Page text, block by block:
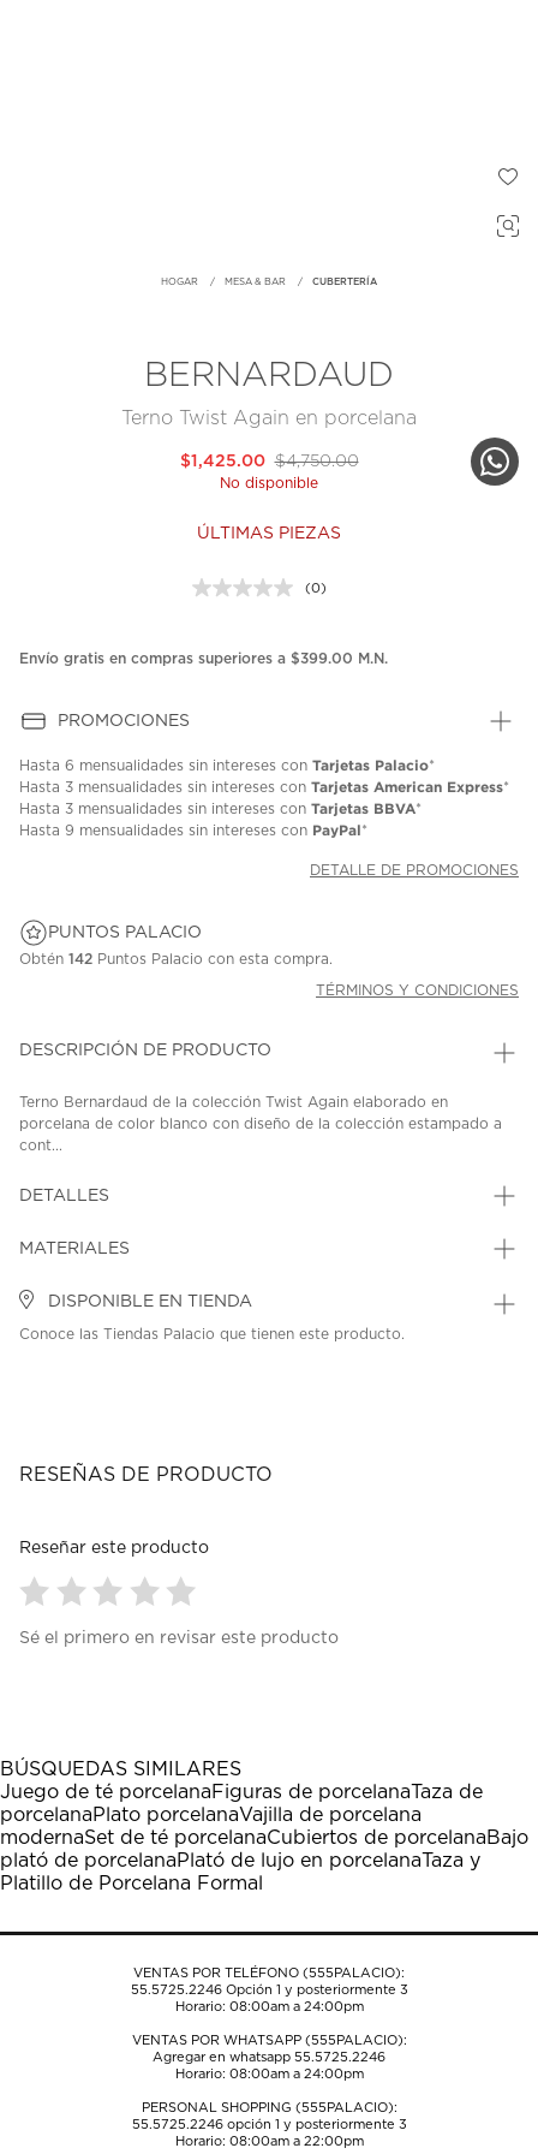
HOGAR MESA & BAR CUBERTERÍA
BERNARDAUD
Terno Twist Again en porcelana
$4,750.00
$1,425.00
No disponible
ÚLTIMAS PIEZAS
Sin
en
(0)
Envío gratis en compras superiores a $399.00 M.N.
PROMOCIONES
Hasta 6 mensualidades sin intereses con Tarjetas Palacio*
Hasta 3 mensualidades sin intereses con Tarjetas American Express*
Hasta 3 mensualidades sin intereses con Tarjetas BBVA*
Hasta 9 mensualidades sin intereses con PayPal*
DETALLE DE PROMOCIONES
PUNTOS PALACIO
Obtén 142 Puntos Palacio con esta compra.
TÉRMINOS Y CONDICIONES
DESCRIPCIÓN DE PRODUCTO
Terno Bernardaud de la colección Twist Again elaborado en
porcelana de color blanco con diseño de la colección estampado a
cont...
DETALLES
MATERIALES
DISPONIBLE EN TIENDA
Conoce las Tiendas Palacio que tienen este producto.
RESEÑAS DE PRODUCTO
Reseñar este producto
para
1
estrella
Esta
acción
abrirá
el
formulario
envío.
para
estrellas.
Esta
acción
abrirá
el
formulario
envío.
para
estrellas.
Esta
acción
abrirá
el
formulario
envío.
para
estrellas.
Esta
acción
abrirá
el
formulario
envío.
para
estrellas.
Esta
acción
abrirá
el
formulario
envío.
Sé el primero en revisar este producto
BÚSQUEDAS SIMILARES
Juego de té porcelanaFiguras de porcelanaTaza de
porcelanaPlato porcelanaVajilla de porcelana
modernaSet de té porcelanaCubiertos de porcelanaBajo
plató de porcelanaPlató de lujo en porcelanaTaza y
Platillo de Porcelana Formal
VENTAS POR TELÉFONO (555PALACIO):
55.5725.2246Opción 1 y posteriormente 3
Horario: 08:00am a 24:00pm
VENTAS POR WHATSAPP (555PALACIO):
Agregar en whatsapp 55.5725.2246
Horario: 08:00am a 24:00pm
PERSONAL SHOPPING (555PALACIO):
55.5725.2246opción 1 y posteriormente 3
Horario: 08:00am a 22:00pm